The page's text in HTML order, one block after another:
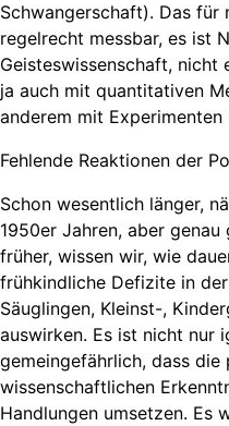
Schwangerschaft). Das für
regelrecht messbar, es ist
Geisteswissenschaft, nicht
ja auch mit quantitativen
anderem mit Experimenten
Fehlende Reaktionen der
Schon wesentlich länger,
1950er Jahren, aber
früher, wissen wir, wie
frühkindliche Defizite in
Säuglingen, Kleinst-,
auswirken. Es ist nicht nur
gemeingefährlich, dass
wissenschaftlichen
Handlungen umsetzen. Es